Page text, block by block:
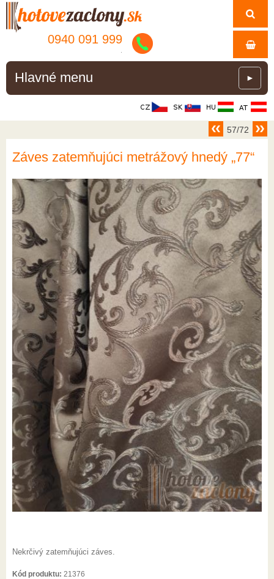
0940 091 999
Hlavné menu ►
57/72
Záves zatemňujúci metrážový hnedý „77“
Nekrčivý zatemňujúci záves.
Kód produktu: 21376